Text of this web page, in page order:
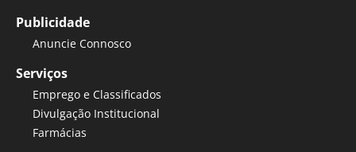
Publicidade
Anuncie Connosco
Serviços
Emprego e Classificados
Divulgação Institucional
Farmácias